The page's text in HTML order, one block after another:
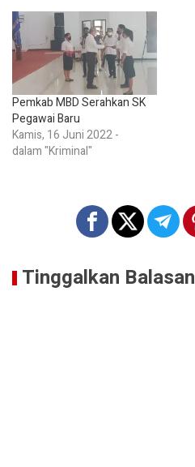
Pemkab MBD Serahkan SK
Pegawai Baru
Kamis, 16 Juni 2022 -
dalam "Kriminal"
Tinggalkan Balasan